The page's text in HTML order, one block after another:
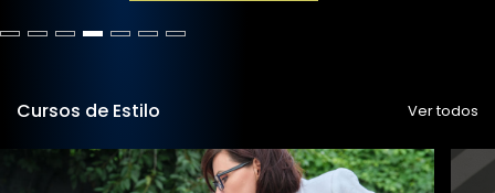
Cursos de Estilo Ver todos